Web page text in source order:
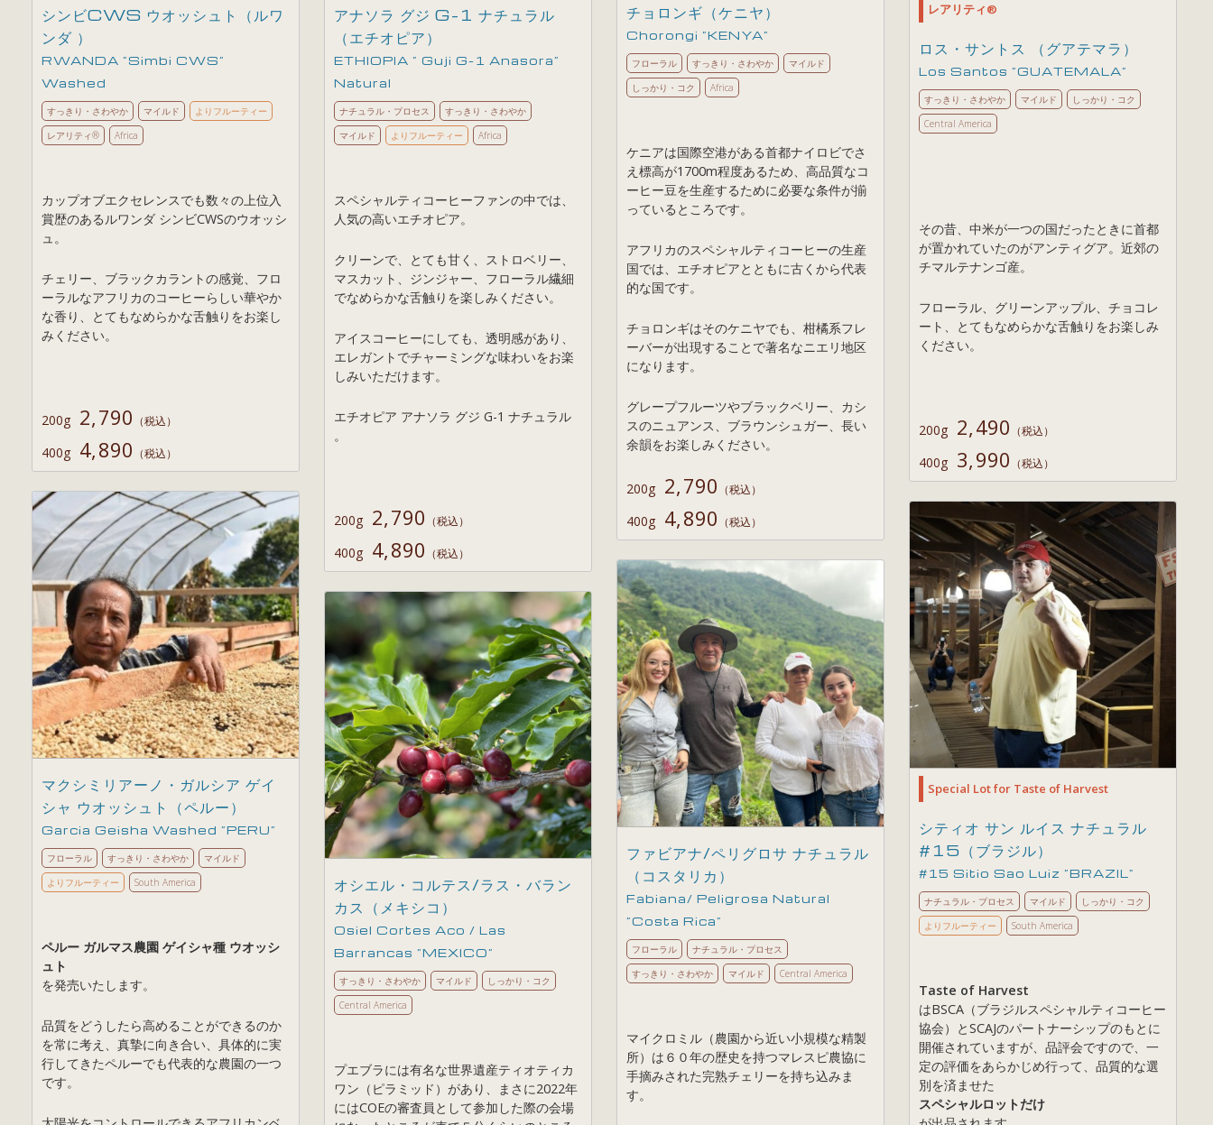
シンビCWS ウオッシュト（ルワ
ンダ ）
RWANDA ”Simbi CWS”
Washed
すっきり・さわやか マイルド
よりフルーティー
レアリティ®
Africa
カップオブエクセレンスでも数々の上位入
賞歴のあるルワンダ シンビCWSのウオッシ
ュ。
チェリー、ブラックカラントの感覚、フロ
ーラルなアフリカのコーヒーらしい華やか
な香り、とてもなめらかな舌触りをお楽し
みください。
200g 2,790 （税込）
400g 4,890 （税込）
アナソラ グジ G-1 ナチュラル
（エチオピア）
ETHIOPIA ” Guji G-1 Anasora”
Natural
ナチュラル・プロセス
すっきり・さわやか
マイルド
よりフルーティー Africa
スペシャルティコーヒーファンの中では、
人気の高いエチオピア。
クリーンで、とても甘く、ストロベリー、
マスカット、ジンジャー、フローラル繊細
でなめらかな舌触りを楽しみください。
アイスコーヒーにしても、透明感があり、
エレガントでチャーミングな味わいをお楽
しみいただけます。
エチオピア アナソラ グジ G-1 ナチュラル
。
200g 2,790 （税込）
400g 4,890 （税込）
チョロンギ（ケニヤ）
Chorongi ”KENYA”
フローラル すっきり・さわやか
マイルド
しっかり・コク
Africa
ケニアは国際空港がある首都ナイロビでさ
え標高が1700m程度あるため、高品質なコ
ーヒー豆を生産するために必要な条件が揃
っているところです。
アフリカのスペシャルティコーヒーの生産
国では、エチオピアとともに古くから代表
的な国です。
チョロンギはそのケニヤでも、柑橘系フレ
ーバーが出現することで著名なニエリ地区
になります。
グレープフルーツやブラックベリー、カシ
スのニュアンス、ブラウンシュガー、長い
余韻をお楽しみください。
200g 2,790 （税込）
400g 4,890 （税込）
レアリティ®
ロス・サントス （グアテマラ）
Los Santos ”GUATEMALA”
すっきり・さわやか マイルド
しっかり・コク
Central America
その昔、中米が一つの国だったときに首都
が置かれていたのがアンティグア。近郊の
チマルテナンゴ産。
フローラル、グリーンアップル、チョコレ
ート、とてもなめらかな舌触りをお楽しみ
ください。
200g 2,490 （税込）
400g 3,990 （税込）
マクシミリアーノ・ガルシア ゲイ
シャ ウオッシュト（ペルー）
Garcia Geisha Washed ”PERU”
フローラル すっきり・さわやか
マイルド
よりフルーティー
South America
ペルー ガルマス農園 ゲイシャ種 ウオッシ
ュト
を発売いたします。
品質をどうしたら高めることができるのか
を常に考え、真摯に向き合い、具体的に実
行してきたペルーでも代表的な農園の一つ
です。
Special Lot for Taste of Harvest
シティオ サン ルイス ナチュラル
#15（ブラジル）
#15 Sitio Sao Luiz ”BRAZIL"
ナチュラル・プロセス マイルド
しっかり・コク
よりフルーティー
South America
Taste of Harvest
はBSCA（ブラジルスペシャルティコーヒー
協会）とSCAJのパートナーシップのもとに
開催されていますが、品評会ですので、一
定の評価をあらかじめ行って、品質的な選
別を済ませた
スペシャルロットだけ
ファビアナ/ペリグロサ ナチュラル
（コスタリカ）
Fabiana/ Peligrosa Natural
”Costa Rica”
フローラル
ナチュラル・プロセス
すっきり・さわやか
マイルド Central America
マイクロミル（農園から近い小規模な精製
所）は６０年の歴史を持つマレスピ農協に
手摘みされた完熟チェリーを持ち込みま
す。
オシエル・コルテス/ラス・バラン
カス（メキシコ）
Osiel Cortes Aco / Las
Barrancas ”MEXICO”
すっきり・さわやか マイルド
しっかり・コク
Central America
プエブラには有名な世界遺産ティオティカ
ワン（ピラミッド）があり、まさに2022年
にはCOEの審査員として参加した際の会場